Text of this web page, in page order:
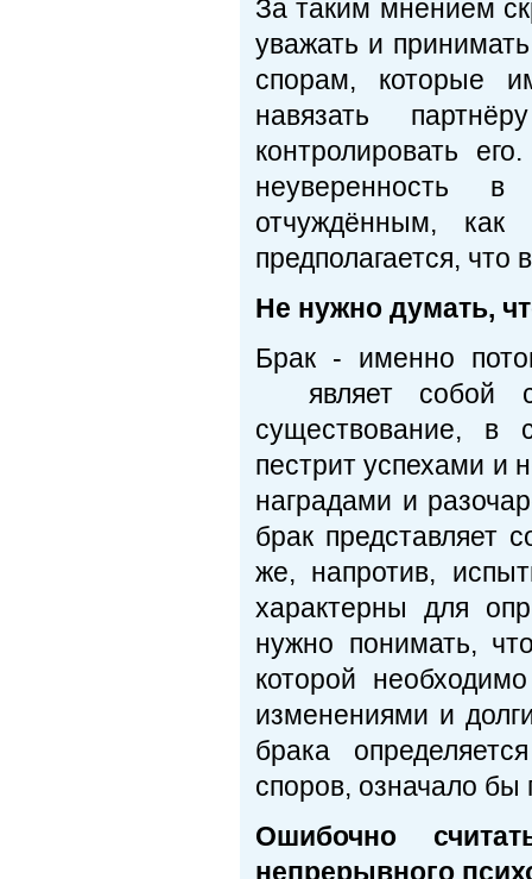
За таким мнением
уважать и
спорам, которые
навязать
контролировать
неуверенность
отчуждённым, как
предполагается, что
Не нужно думать,
Брак - именно
являет собой
существование, в
пестрит успехами и
наградами и
брак представляет
же, напротив,
характерны для
нужно понимать,
которой
изменениями и
брака
споров, означало бы
Ошибочно
непрерывного